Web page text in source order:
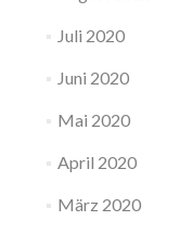
Juli 2020
Juni 2020
Mai 2020
April 2020
März 2020